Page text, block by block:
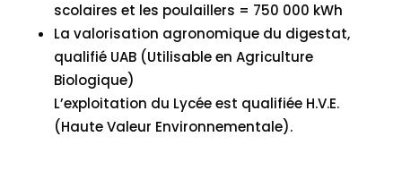
scolaires et les poulaillers = 750 000 kWh
La valorisation agronomique du digestat,
qualifié UAB (Utilisable en Agriculture
Biologique)
L’exploitation du Lycée est qualifiée H.V.E.
(Haute Valeur Environnementale).